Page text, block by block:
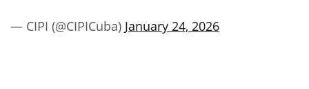
— CIPI (@CIPICuba) January 24, 2026